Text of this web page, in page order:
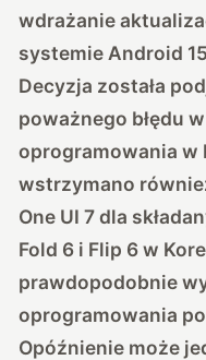
wdrażanie
systemie Android
Decyzja została
poważnego błędu
oprogramowania w
wstrzymano
One UI 7 dla
Fold 6 i Flip 6 w
prawdopodobnie
oprogramowania
Opóźnienie może